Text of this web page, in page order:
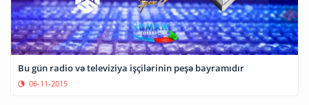
Bu gün radio və televiziya işçilərinin peşə bayramıdır
06-11-2015